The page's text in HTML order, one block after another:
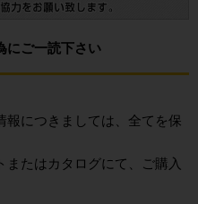
にご一読下さい
報につきましては、全てを保
たはカタログにて、ご購入